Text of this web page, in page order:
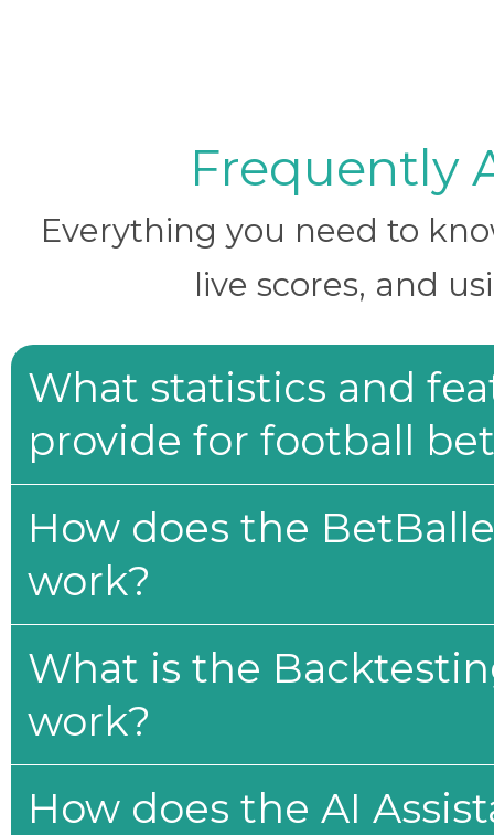
Frequently
Everything you need to
live scores, and
What statistics and
provide for football
How does the
work?
What is the
work?
How does the AI